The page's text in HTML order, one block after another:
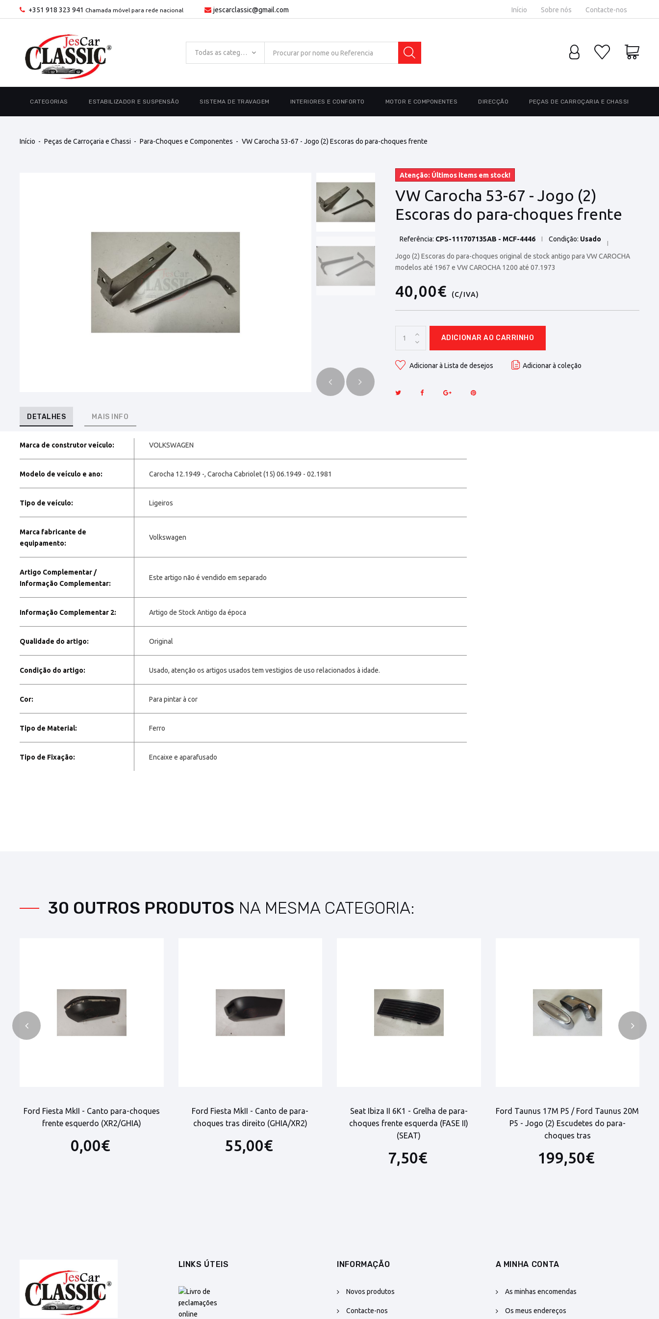
+351 918 323 941 Chamada móvel para rede nacional jescarclassic@gmail.com Início Sobre nós Contacte-nos
Todas as categorias
CATEGORIAS ESTABILIZADOR E SUSPENSÃO SISTEMA DE TRAVAGEM INTERIORES E CONFORTO MOTOR E COMPONENTES DIRECÇÃO PEÇAS DE CARROÇARIA E CHASSI
Início Peças de Carroçaria e Chassi Para-Choques e Componentes VW Carocha 53-67 - Jogo (2) Escoras do para-choques frente
Atenção: Últimos items em stock!
VW Carocha 53-67 - Jogo (2)
Escoras do para-choques frente
Referência: CPS-111707135AB - MCF-4446 Condição: Usado
Jogo (2) Escoras do para-choques original de stock antigo para VW CAROCHA
modelos até 1967 e VW CAROCHA 1200 até 07.1973
40,00€ (C/IVA)
ADICIONAR AO CARRINHO
Adicionar à Lista de desejos Adicionar à coleção
DETALHES MAIS INFO
Marca de construtor veículo: VOLKSWAGEN
Modelo de veículo e ano: Carocha 12.1949 -, Carocha Cabriolet (15) 06.1949 - 02.1981
Tipo de veículo: Ligeiros
Marca fabricante de
equipamento:
Volkswagen
Artigo Complementar /
Informação Complementar:
Este artigo não é vendido em separado
Informação Complementar 2: Artigo de Stock Antigo da época
Qualidade do artigo: Original
Condição do artigo: Usado, atenção os artigos usados tem vestigios de uso relacionados à idade.
Cor: Para pintar à cor
Tipo de Material: Ferro
Tipo de Fixação: Encaixe e aparafusado
30 OUTROS PRODUTOS NA MESMA CATEGORIA:
Ford Fiesta MkII - Canto para-choques
frente esquerdo (XR2/GHIA)
0,00€
Ford Fiesta MkII - Canto de para-
choques tras direito (GHIA/XR2)
55,00€
Seat Ibiza II 6K1 - Grelha de para-
choques frente esquerda (FASE II)
(SEAT)
7,50€
Ford Taunus 17M P5 / Ford Taunus 20M
P5 - Jogo (2) Escudetes do para-
choques tras
199,50€
LINKS ÚTEIS INFORMAÇÃO
Novos produtos
Contacte-nos
A MINHA CONTA
As minhas encomendas
Os meus endereços